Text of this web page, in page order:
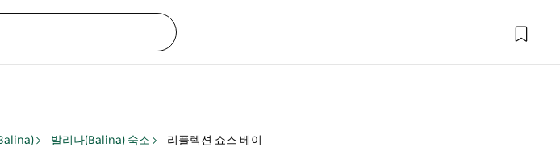
발리나(Balina) 숙소 리플렉션 쇼스 베이